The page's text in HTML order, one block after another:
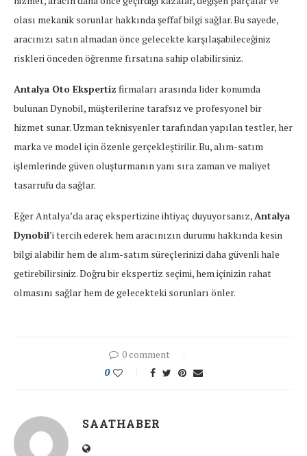
olası mekanik sorunlar hakkında şeffaf bilgi sağlar. Bu sayede,
aracınızı satın almadan önce gelecekte karşılaşabileceğiniz
riskleri önceden öğrenme fırsatına sahip olabilirsiniz.
Antalya Oto Ekspertiz firmaları arasında lider konumda
bulunan Dynobil, müşterilerine tarafsız ve profesyonel bir
hizmet sunar. Uzman teknisyenler tarafından yapılan testler, her
marka ve model için özenle gerçekleştirilir. Bu, alım-satım
işlemlerinde güven oluşturmanın yanı sıra zaman ve maliyet
tasarrufu da sağlar.
Eğer Antalya’da araç ekspertizine ihtiyaç duyuyorsanız,Antalya
Dynobil’i tercih ederek hem aracınızın durumu hakkında kesin
bilgi alabilir hem de alım-satım süreçlerinizi daha güvenli hale
getirebilirsiniz. Doğru bir ekspertiz seçimi, hem içinizin rahat
olmasını sağlar hem de gelecekteki sorunları önler.
0 comment
0
SAATHABER